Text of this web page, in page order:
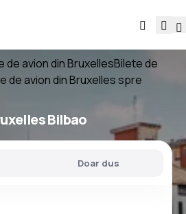
de avion din BruxellesBilete de
de avion din Bruxelles spre
Bilbao
Doar dus